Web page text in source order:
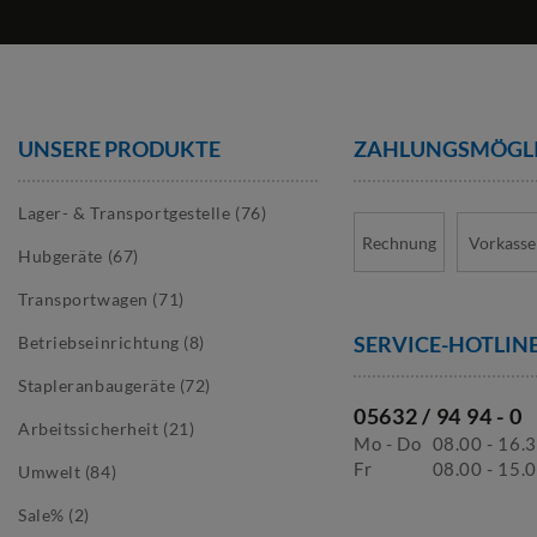
Nehmen Sie schnell und unkompliziert Kontakt mit uns auf.
UNSERE PRODUKTE
Lager- & Transportgestelle (76)
Hubgeräte (67)
Transportwagen (71)
Betriebseinrichtung (8)
Stapleranbaugeräte (72)
Arbeitssicherheit (21)
Umwelt (84)
Sale% (2)
Rechnung Vorkasse
SERVICE-
05632 / 94 94 - 0
Mo - Do 08.00 -
Fr
08.00 -